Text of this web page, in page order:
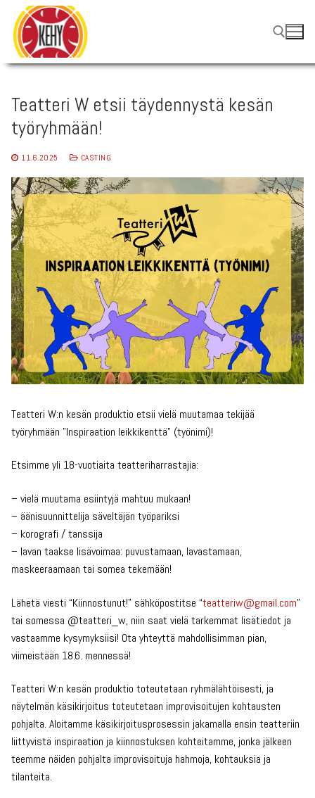
Hyppää
sisältöön
Teatteri W etsii täydennystä kesän
työryhmään!
11.6.2025 CASTING
Teatteri W:n kesän produktio etsii vielä muutamaa tekijää
työryhmään ”Inspiraation leikkikenttä” (työnimi)!
Etsimme yli 18-vuotiaita teatteriharrastajia:
– vielä muutama esiintyjä mahtuu mukaan!
– äänisuunnittelija säveltäjän työpariksi
– korografi / tanssija
– lavan taakse lisävoimaa: puvustamaan, lavastamaan,
maskeeraamaan tai somea tekemään!
Lähetä viesti “Kiinnostunut!” sähköpostitse “teatteriw@gmail.com”
tai somessa @teatteri_w, niin saat vielä tarkemmat lisätiedot ja
vastaamme kysymyksiisi! Ota yhteyttä mahdollisimman pian,
viimeistään 18.6. mennessä!
Teatteri W:n kesän produktio toteutetaan ryhmälähtöisesti, ja
näytelmän käsikirjoitus toteutetaan improvisoitujen kohtausten
pohjalta. Aloitamme käsikirjoitusprosessin jakamalla ensin teatteriin
liittyvistä inspiraation ja kiinnostuksen kohteitamme, jonka jälkeen
teemme näiden pohjalta improvisoituja hahmoja, kohtauksia ja
tilanteita.